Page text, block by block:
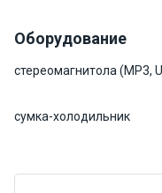
Оборудование
стереомагнитола (MP3,
сумка-холодильник
О нас
Програ